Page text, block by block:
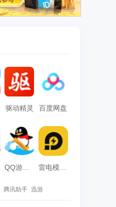
驱动精灵 百度网盘
雷电模拟器
腾讯助手 迅游